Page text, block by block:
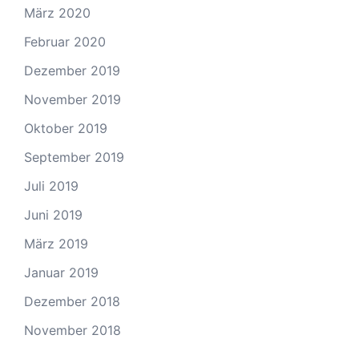
März 2020
Februar 2020
Dezember 2019
November 2019
Oktober 2019
September 2019
Juli 2019
Juni 2019
März 2019
Januar 2019
Dezember 2018
November 2018